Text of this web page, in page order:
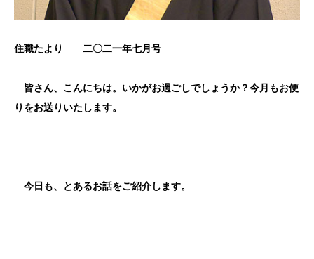
住職たより 二〇二一年七月号
皆さん、こんにちは。いかがお過ごしでしょうか？今月もお便
りをお送りいたします。
今日も、とあるお話をご紹介します。